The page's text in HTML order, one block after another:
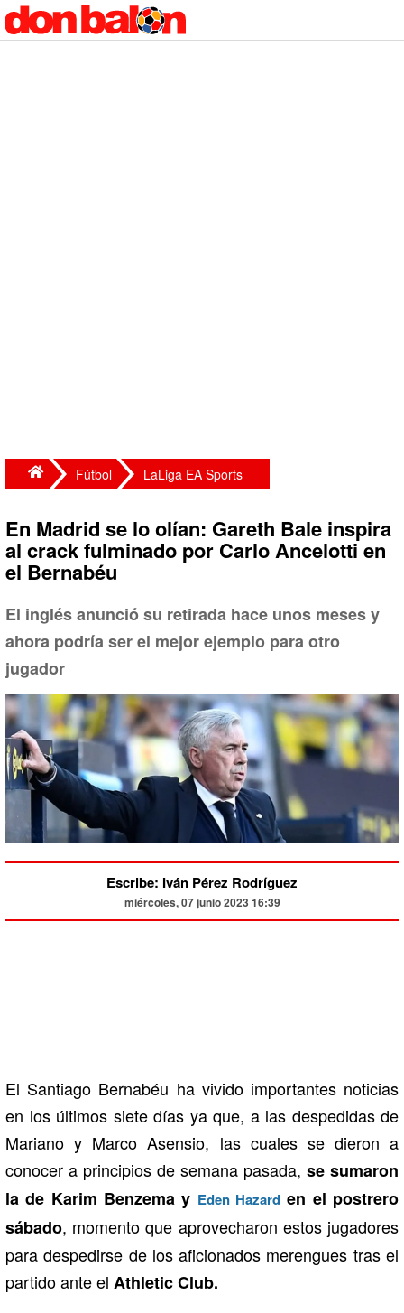
Fútbol LaLiga EA Sports
En Madrid se lo olían: Gareth Bale inspira
al crack fulminado por Carlo Ancelotti en
el Bernabéu
El inglés anunció su retirada hace unos meses y
ahora podría ser el mejor ejemplo para otro
jugador
Escribe: Iván Pérez Rodríguez
miércoles, 07 junio 2023 16:39
El Santiago Bernabéu ha vivido importantes noticias
en los últimos siete días ya que, a las despedidas de
Mariano y Marco Asensio, las cuales se dieron a
conocer a principios de semana pasada, se sumaron
la de Karim Benzema y Eden Hazard en el postrero
sábado, momento que aprovecharon estos jugadores
para despedirse de los aficionados merengues tras el
partido ante el Athletic Club.